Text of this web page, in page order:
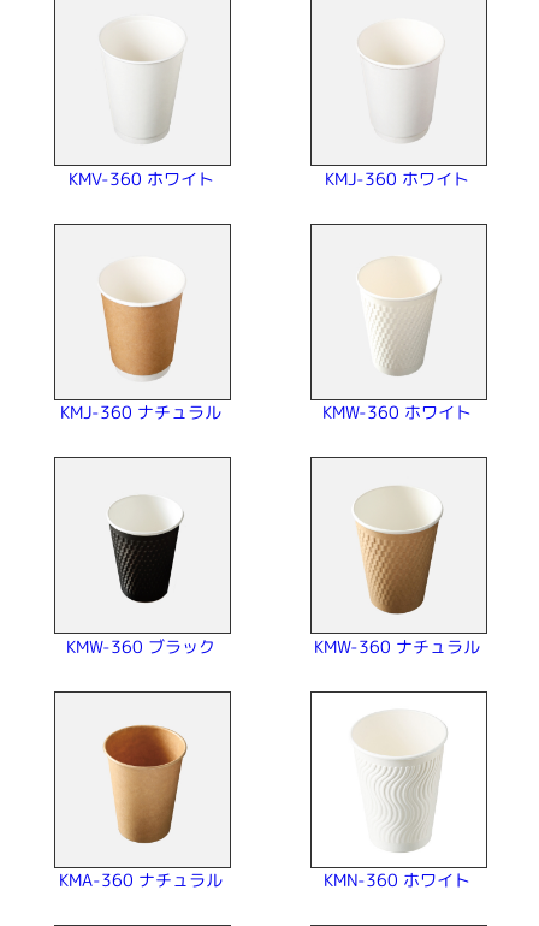
KMV-360 ホワイト KMJ-360 ホワイト
KMJ-360 ナチュラル KMW-360 ホワイト
KMW-360 ブラック KMW-360 ナチュラル
KMA-360 ナチュラル KMN-360 ホワイト